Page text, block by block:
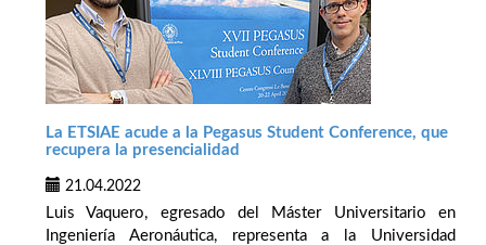
La ETSIAE acude a la Pegasus Student Conference, que
recupera la presencialidad
21.04.2022
Luis Vaquero, egresado del Máster Universitario en
Ingeniería Aeronáutica, representa a la Universidad